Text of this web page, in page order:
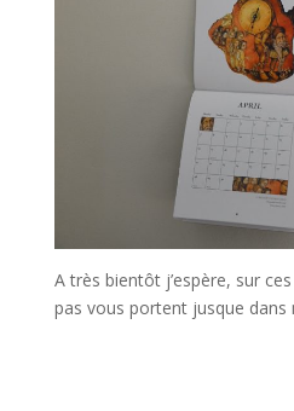
A très bientôt j’espère, sur
pas vous portent jusque dans